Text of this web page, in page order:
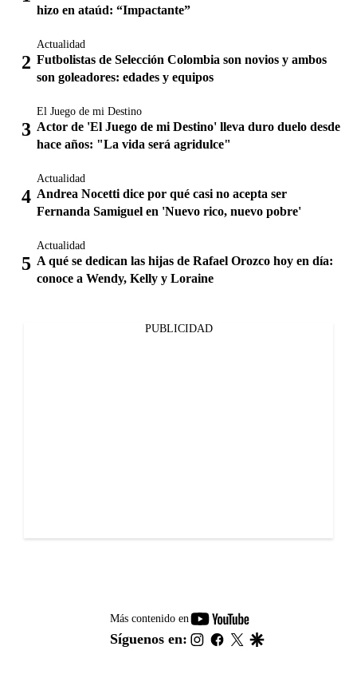
hizo en ataúd: “Impactante”
Actualidad
Futbolistas de Selección Colombia son novios y ambos
son goleadores: edades y equipos
El Juego de mi Destino
Actor de 'El Juego de mi Destino' lleva duro duelo desde
hace años: "La vida será agridulce"
Actualidad
Andrea Nocetti dice por qué casi no acepta ser
Fernanda Samiguel en 'Nuevo rico, nuevo pobre'
Actualidad
A qué se dedican las hijas de Rafael Orozco hoy en día:
conoce a Wendy, Kelly y Loraine
PUBLICIDAD
Más contenido en
youtube-
footer
Síguenos en: instagram
facebook
twitter